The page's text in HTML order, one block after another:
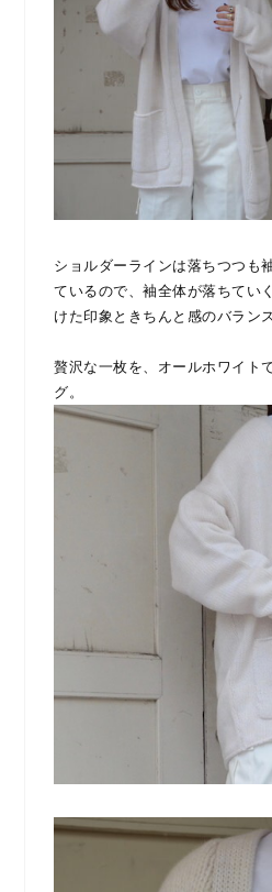
ショルダーラインは落ちつつも
ているので、袖全体が落ちてい
けた印象ときちんと感のバラン
贅沢な一枚を、オールホワイト
グ。